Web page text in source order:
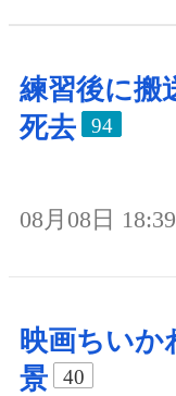
練習後に搬
死去
94
08月08日 18:39
映画ちいか
景
40